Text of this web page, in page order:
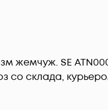
жемчуж. SE
склада,